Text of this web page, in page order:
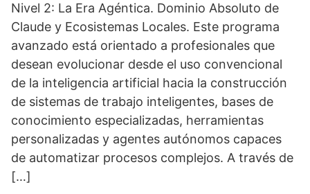
Nivel 2: La Era Agéntica. Dominio Absoluto de
Claude y Ecosistemas Locales. Este programa
avanzado está orientado a profesionales que
desean evolucionar desde el uso convencional
de la inteligencia artificial hacia la construcción
de sistemas de trabajo inteligentes, bases de
conocimiento especializadas, herramientas
personalizadas y agentes autónomos capaces
de automatizar procesos complejos. A través de
[…]